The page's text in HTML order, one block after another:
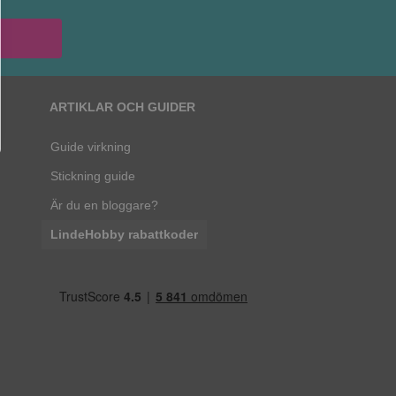
ARTIKLAR OCH GUIDER
Guide virkning
Stickning guide
Är du en bloggare?
LindeHobby rabattkoder